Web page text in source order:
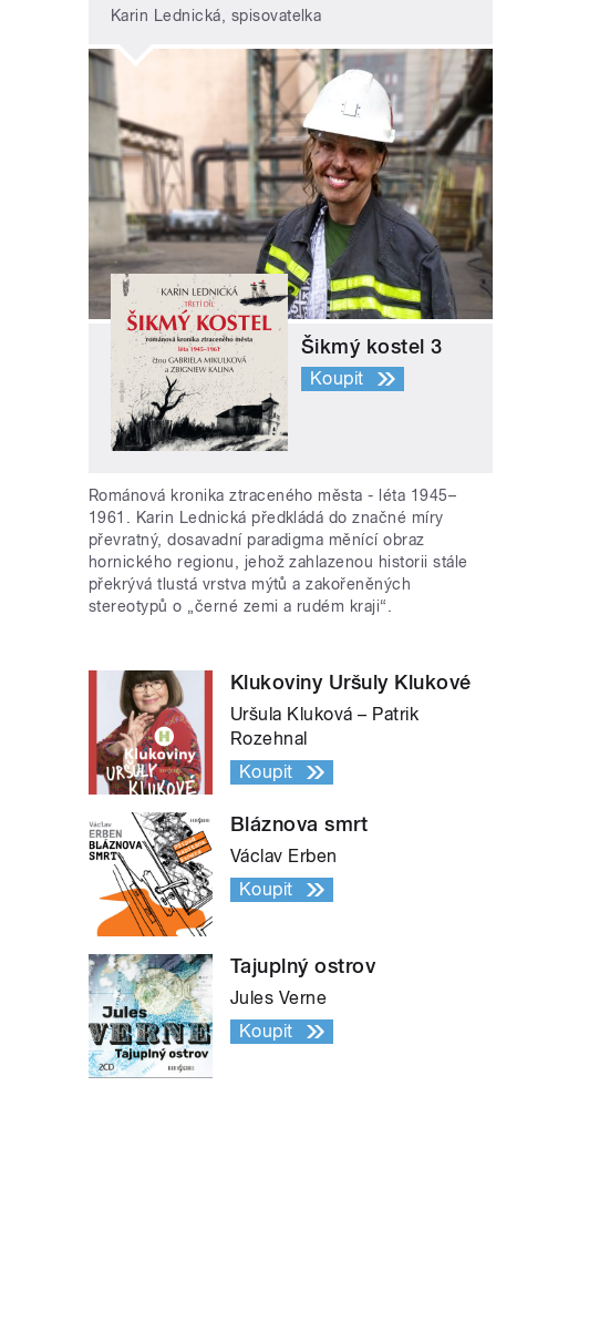
Karin Lednická, spisovatelka
Šikmý kostel 3
Koupit
Románová kronika ztraceného města - léta 1945–
1961. Karin Lednická předkládá do značné míry
převratný, dosavadní paradigma měnící obraz
hornického regionu, jehož zahlazenou historii stále
překrývá tlustá vrstva mýtů a zakořeněných
stereotypů o „černé zemi a rudém kraji“.
Klukoviny Uršuly Klukové
Uršula Kluková – Patrik
Rozehnal
Koupit
Bláznova smrt
Václav Erben
Koupit
Tajuplný ostrov
Jules Verne
Koupit